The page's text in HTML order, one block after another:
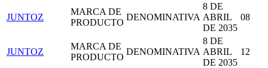
JUNTOZ
MARCA DE
PRODUCTO
DENOMINATIVA
8 DE
ABRIL
DE 2035
08
JUNTOZ
MARCA DE
PRODUCTO
DENOMINATIVA
8 DE
ABRIL
DE 2035
12